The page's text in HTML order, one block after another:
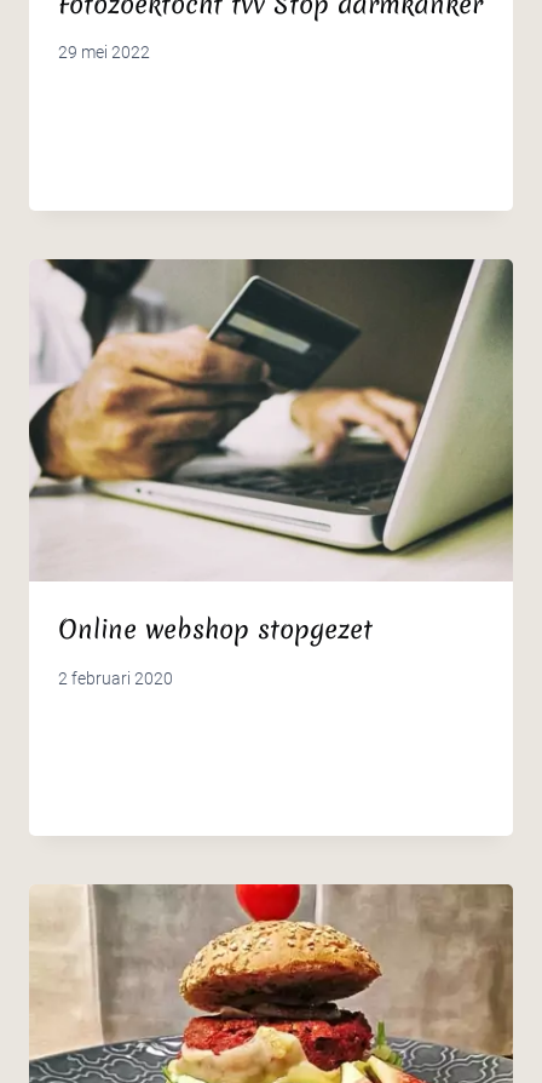
29 mei 2022
Online webshop stopgezet
2 februari 2020